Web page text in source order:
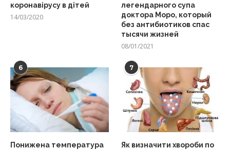
коронавірусу в дітей
14/03/2020
легендарного супа
доктора Моро, который
без антибиотиков спас
тысячи жизней
08/01/2021
6
Понижена температура
7
Як визначити хвороби по